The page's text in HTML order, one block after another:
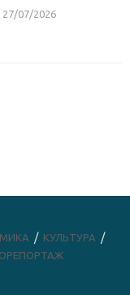
27/07/2026
КУЛЬТУРА